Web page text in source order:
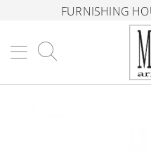
FURNISHING